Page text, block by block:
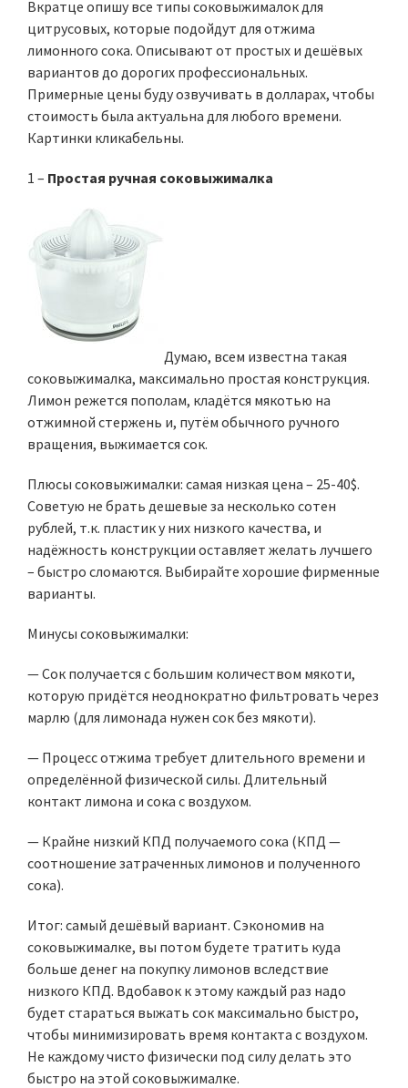
Вкратце опишу все типы соковыжималок для
цитрусовых, которые подойдут для отжима
лимонного сока. Описывают от простых и дешёвых
вариантов до дорогих профессиональных.
Примерные цены буду озвучивать в долларах, чтобы
стоимость была актуальна для любого времени.
Картинки кликабельны.
1 – Простая ручная соковыжималка
Думаю, всем известна такая
соковыжималка, максимально простая конструкция.
Лимон режется пополам, кладётся мякотью на
отжимной стержень и, путём обычного ручного
вращения, выжимается сок.
Плюсы соковыжималки: самая низкая цена – 25-40$.
Советую не брать дешевые за несколько сотен
рублей, т.к. пластик у них низкого качества, и
надёжность конструкции оставляет желать лучшего
– быстро сломаются. Выбирайте хорошие фирменные
варианты.
Минусы соковыжималки:
— Сок получается с большим количеством мякоти,
которую придётся неоднократно фильтровать через
марлю (для лимонада нужен сок без мякоти).
— Процесс отжима требует длительного времени и
определённой физической силы. Длительный
контакт лимона и сока с воздухом.
— Крайне низкий КПД получаемого сока (КПД —
соотношение затраченных лимонов и полученного
сока).
Итог: самый дешёвый вариант. Сэкономив на
соковыжималке, вы потом будете тратить куда
больше денег на покупку лимонов вследствие
низкого КПД. Вдобавок к этому каждый раз надо
будет стараться выжать сок максимально быстро,
чтобы минимизировать время контакта с воздухом.
Не каждому чисто физически под силу делать это
быстро на этой соковыжималке.